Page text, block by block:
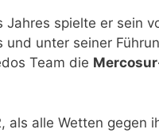
Jahres spielte er sein
und unter seiner
Team die
als alle Wetten gegen